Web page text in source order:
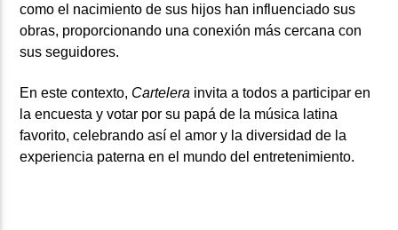
como el nacimiento de sus hijos han influenciado sus
obras, proporcionando una conexión más cercana con
sus seguidores.
En este contexto, Cartelera invita a todos a participar en
la encuesta y votar por su papá de la música latina
favorito, celebrando así el amor y la diversidad de la
experiencia paterna en el mundo del entretenimiento.